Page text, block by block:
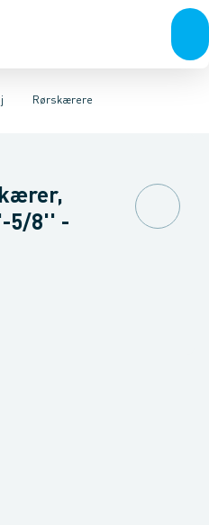
Fordampere
Værktøj
Rørskærere
5/8'' -